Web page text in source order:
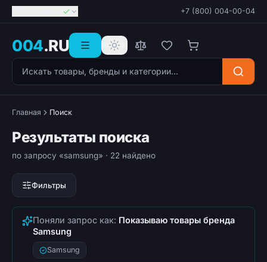
+7 (800) 004-00-04
004.RU
Поиск товаров
Главная Поиск
Результаты поиска
по запросу «samsung» · 22 найдено
Фильтры
Поняли запрос как: Показываю товары бренда
Samsung
Samsung